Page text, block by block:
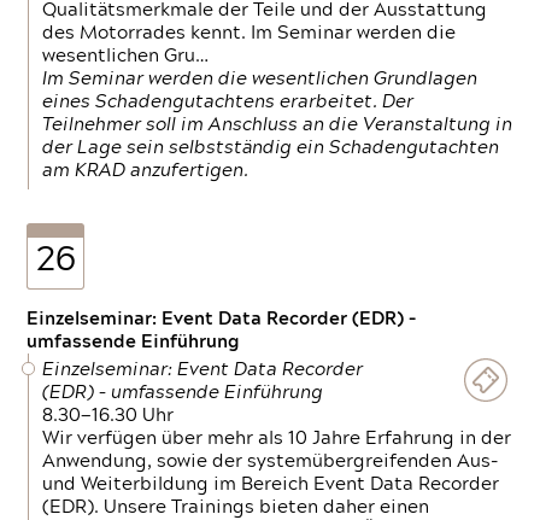
Qualitätsmerkmale der Teile und der Ausstattung
des Motorrades kennt. Im Seminar werden die
wesentlichen Gru…
Im Seminar werden die wesentlichen Grundlagen
eines Schadengutachtens erarbeitet. Der
Teilnehmer soll im Anschluss an die Veranstaltung in
der Lage sein selbstständig ein Schadengutachten
am KRAD anzufertigen.
26
Einzelseminar: Event Data Recorder (EDR) –
umfassende Einführung
Einzelseminar: Event Data Recorder
(EDR) – umfassende Einführung
8.30—16.30 Uhr
Wir verfügen über mehr als 10 Jahre Erfahrung in der
Anwendung, sowie der systemübergreifenden Aus-
und Weiterbildung im Bereich Event Data Recorder
(EDR). Unsere Trainings bieten daher einen